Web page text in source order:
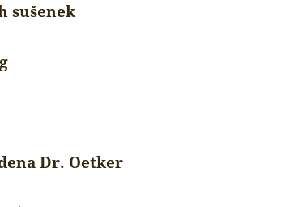
sušenek
Dr. Oetker